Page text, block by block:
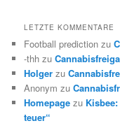
LETZTE KOMMENTARE
Football prediction zu
-thh zu
Holger zu
Anonym zu
Homepage zu
teuer“